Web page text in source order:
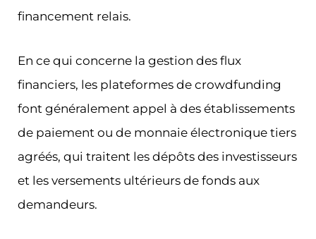
financement relais.
En ce qui concerne la gestion des flux
financiers, les plateformes de crowdfunding
font généralement appel à des établissements
de paiement ou de monnaie électronique tiers
agréés, qui traitent les dépôts des investisseurs
et les versements ultérieurs de fonds aux
demandeurs.